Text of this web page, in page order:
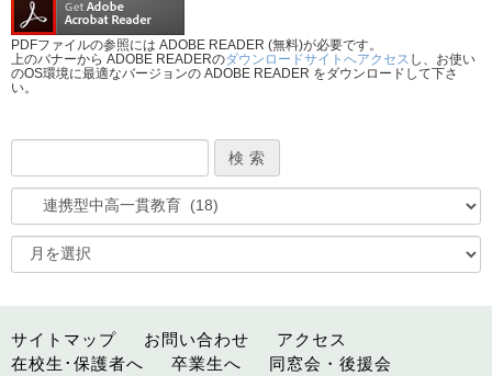
PDFファイルの参照には ADOBE READER (無料)が必要です。
上のバナーから ADOBE READERのダウンロードサイトへアクセス し、お使い
のOS環境に最適なバージョンの ADOBE READER をダウンロードして下さ
い。
サイトマップ お問い合わせ
アクセス
在校生･保護者へ
卒業生へ 同窓会・後援会